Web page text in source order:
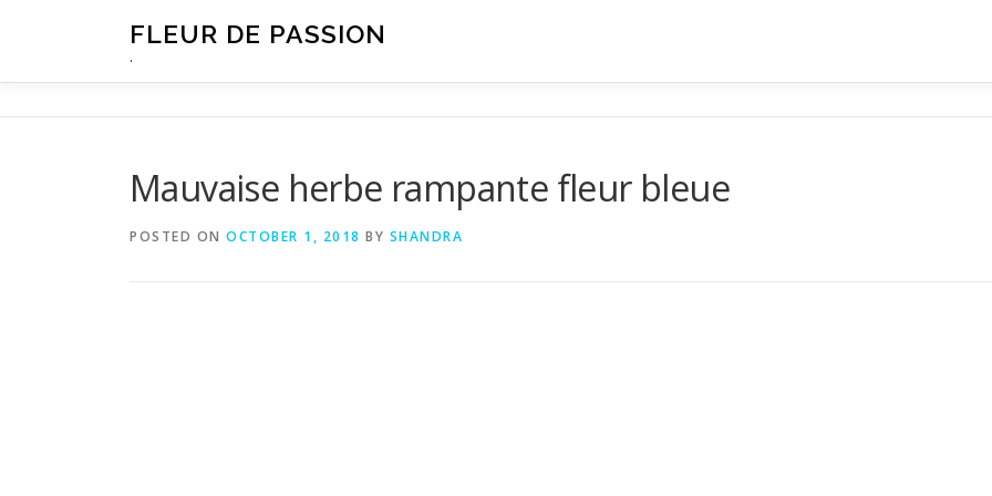
FLEUR DE PASSION
.
Mauvaise herbe rampante fleur bleue
POSTED ON OCTOBER 1, 2018 BY SHANDRA